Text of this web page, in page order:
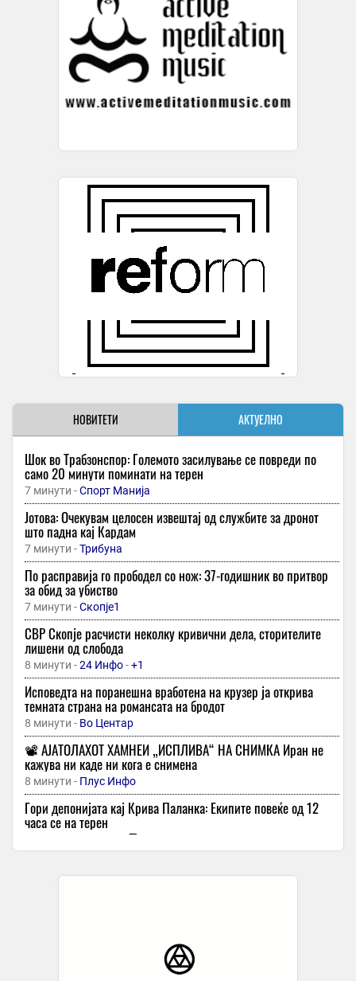
НОВИТЕТИ АКТУЕЛНО
Шок во Трабзонспор: Големото засилување се повреди по
само 20 минути поминати на терен
7 минути -Спорт Манија
Јотова: Очекувам целосен извештај од службите за дронот
што падна кај Кардам
7 минути -Трибуна
По расправија го прободел со нож: 37-годишник во притвор
за обид за убиство
7 минути -Скопје1
СВР Скопје расчисти неколку кривични дела, сторителите
лишени од слобода
8 минути -24 Инфо-+1
Исповедта на поранешна вработена на крузер ја открива
темната страна на романсата на бродот
8 минути - Во Центар
📽️ АЈАТОЛАХОТ ХАМНЕИ „ИСПЛИВА“ НА СНИМКА Иран не
кажува ни каде ни кога е снименa
8 минути - Плус Инфо
Гори депонијата кај Крива Паланка: Екипите повеќе од 12
часа се на терен
новата сезона
јахта – цената е вистинско богатство